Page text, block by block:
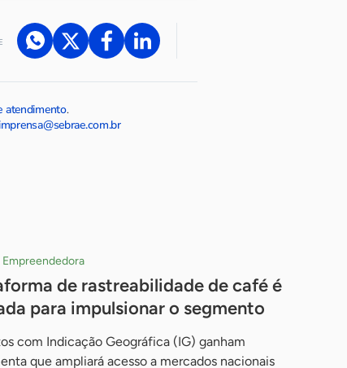
atendimento.
imprensa@sebrae.com.br
de rastreabilidade de café é
para impulsionar o segmento
com Indicação Geográfica (IG) ganham
que ampliará acesso a mercados nacionais